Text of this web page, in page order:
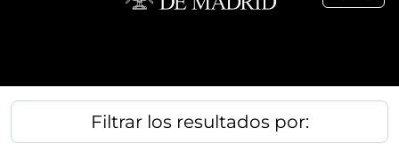
Filtrar los resultados por: